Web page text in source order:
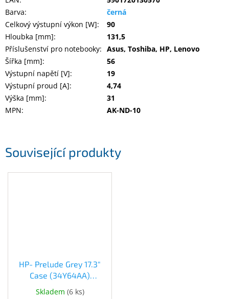
Kamerové
systémy
MILESIGHT
Přihlášení
Související produkty
HP- Prelude Grey 17.3"
Case (34Y64AA)
(34Y64AA)
Skladem (6 ks)
Barva:
černá
Celkový výstupní výkon [W]:
90
Hloubka [mm]:
131,5
Příslušenství pro notebooky: Asus, Toshiba, HP, Lenovo
Šířka [mm]:
56
Výstupní napětí [V]:
19
Výstupní proud [A]:
4,74
Výška [mm]:
31
MPN: AK-ND-10